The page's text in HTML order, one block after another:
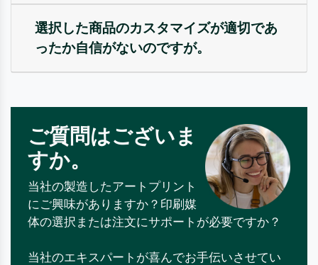
選択した商品のカスタマイズが適切であ
ったか自信がないのですが。
ご質問はございま
すか。
当社の製造したアートプリント
にご興味がありますか？印刷媒
体の選択または注文にサポートが必要ですか？
当社のエキスパートが喜んでお手伝いさせてい